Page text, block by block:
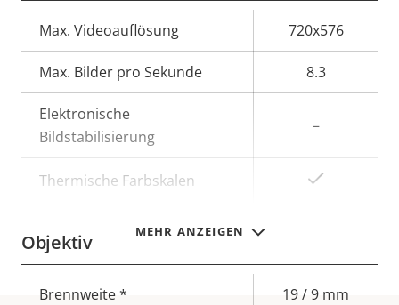
MEHR ANZEIGEN
Eigentumsbeschreibung Eigentumswert
Max. Videoauflösung 720x576
Max. Bilder pro Sekunde 8.3
Elektronische
Bildstabilisierung
–
Thermische Farbskalen
Objektiv
Eigentumsbeschreibung Eigentumswert
Brennweite * 19 / 9 mm